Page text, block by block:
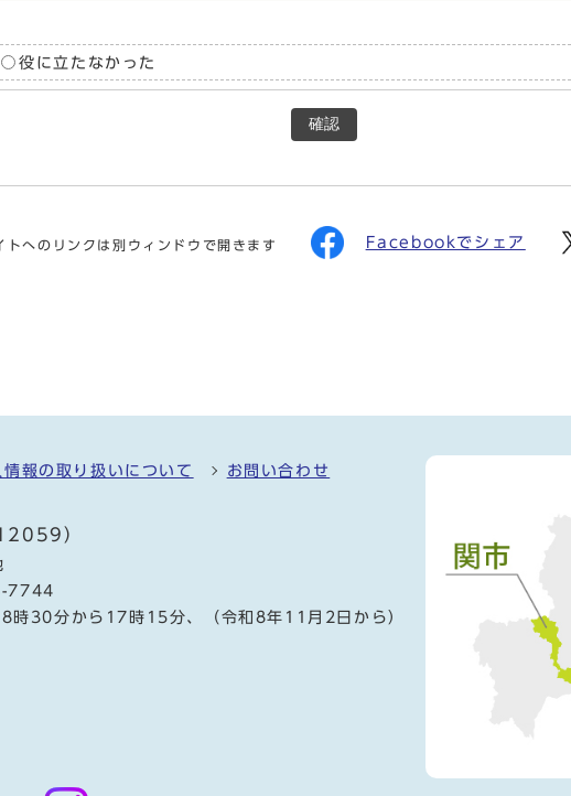
役に立たなかった
確認
トへのリンクは別ウィンドウで開きます Facebookでシェア
情報の取り扱いについて お問い合わせ
）
7744
30分から17時15分、（令和8年11月2日から）